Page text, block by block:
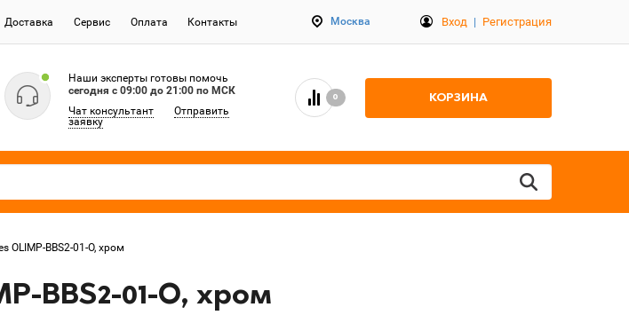
Доставка Сервис Оплата Контакты Москва Вход | Регистрация
Наши эксперты готовы помочь
сегодня c 09:00 до 21:00 по МСК
Чат консультант
Отправить
заявку
0 КОРЗИНА
OLIMP-BBS2-01-O, хром
BBS2-01-O, хром